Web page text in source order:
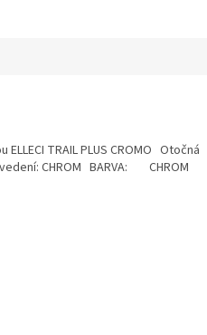
TRAIL PLUS CROMO Otočná
CHROM BARVA: CHROM